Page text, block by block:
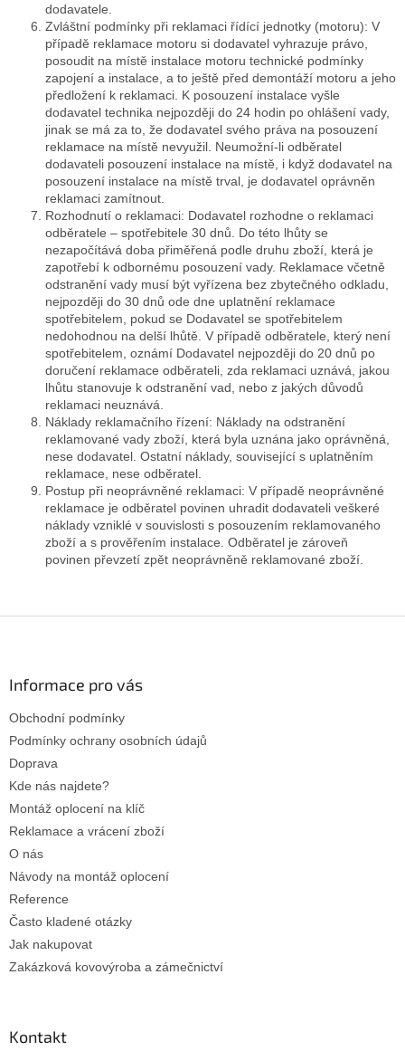
dodavatele.
Zvláštní podmínky při reklamaci řídící jednotky (motoru): V
případě reklamace motoru si dodavatel vyhrazuje právo,
posoudit na místě instalace motoru technické podmínky
zapojení a instalace, a to ještě před demontáží motoru a jeho
předložení k reklamaci. K posouzení instalace vyšle
dodavatel technika nejpozději do 24 hodin po ohlášení vady,
jinak se má za to, že dodavatel svého práva na posouzení
reklamace na místě nevyužil. Neumožní-li odběratel
dodavateli posouzení instalace na místě, i když dodavatel na
posouzení instalace na místě trval, je dodavatel oprávněn
reklamaci zamítnout.
Rozhodnutí o reklamaci: Dodavatel rozhodne o reklamaci
odběratele – spotřebitele 30 dnů. Do této lhůty se
nezapočítává doba přiměřená podle druhu zboží, která je
zapotřebí k odbornému posouzení vady. Reklamace včetně
odstranění vady musí být vyřízena bez zbytečného odkladu,
nejpozději do 30 dnů ode dne uplatnění reklamace
spotřebitelem, pokud se Dodavatel se spotřebitelem
nedohodnou na delší lhůtě. V případě odběratele, který není
spotřebitelem, oznámí Dodavatel nejpozději do 20 dnů po
doručení reklamace odběrateli, zda reklamaci uznává, jakou
lhůtu stanovuje k odstranění vad, nebo z jakých důvodů
reklamaci neuznává.
Náklady reklamačního řízení: Náklady na odstranění
reklamované vady zboží, která byla uznána jako oprávněná,
nese dodavatel. Ostatní náklady, související s uplatněním
reklamace, nese odběratel.
Postup při neoprávněné reklamaci: V případě neoprávněné
reklamace je odběratel povinen uhradit dodavateli veškeré
náklady vzniklé v souvislosti s posouzením reklamovaného
zboží a s prověřením instalace. Odběratel je zároveň
povinen převzetí zpět neoprávněně reklamované zboží.
Informace pro vás
Obchodní podmínky
Podmínky ochrany osobních údajů
Doprava
Kde nás najdete?
Montáž oplocení na klíč
Reklamace a vrácení zboží
O nás
Návody na montáž oplocení
Reference
Často kladené otázky
Jak nakupovat
Zakázková kovovýroba a zámečnictví
Kontakt